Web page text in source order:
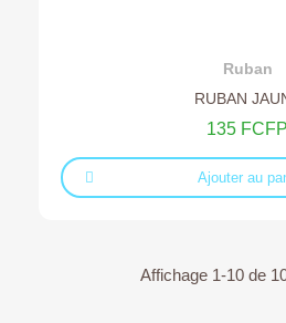
Ajouter au
Ruban
RUBAN
135 FCFP
Ajouter au
Affichage 1-10 de